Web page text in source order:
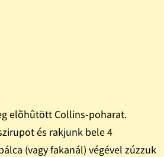
elõhûtött Collins-poharat.
és rakjunk bele 4
(vagy fakanál) végével zúzzuk